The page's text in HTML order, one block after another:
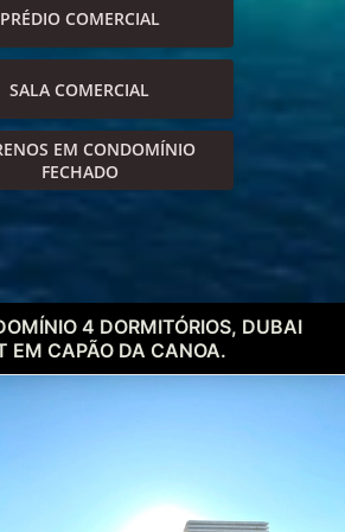
PRÉDIO COMERCIAL
SALA COMERCIAL
EM CONDOMÍNIO
FECHADO
4 DORMITÓRIOS, DUBAI
EM CAPÃO DA CANOA.